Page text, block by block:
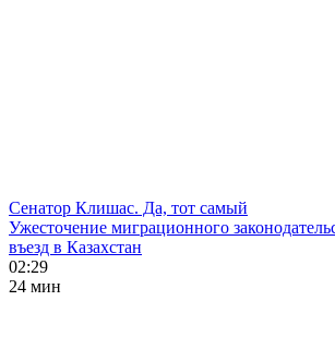
Сенатор Клишас. Да, тот самый
Ужесточение миграционного
въезд в Казахстан
02:29
24 мин